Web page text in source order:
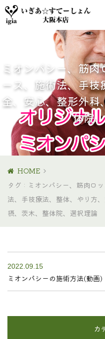
ミオンパシー、筋
ース、施術法、手
全、安心、整形外
体院
HOME
タグ : ミオンパシー、筋肉ロ
法、手技療法、整体、やり方
摂、茨木、整体院、選択理論
2022.09.15
ミオンパシーの施術方法(動画)
カ